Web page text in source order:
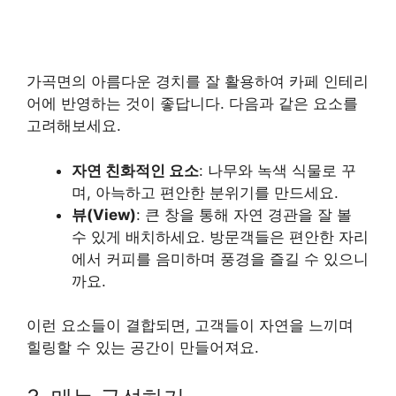
가곡면의 아름다운 경치를 잘 활용하여 카페 인테리
어에 반영하는 것이 좋답니다. 다음과 같은 요소를
고려해보세요.
자연 친화적인 요소: 나무와 녹색 식물로 꾸
며, 아늑하고 편안한 분위기를 만드세요.
뷰(View): 큰 창을 통해 자연 경관을 잘 볼
수 있게 배치하세요. 방문객들은 편안한 자리
에서 커피를 음미하며 풍경을 즐길 수 있으니
까요.
이런 요소들이 결합되면, 고객들이 자연을 느끼며
힐링할 수 있는 공간이 만들어져요.